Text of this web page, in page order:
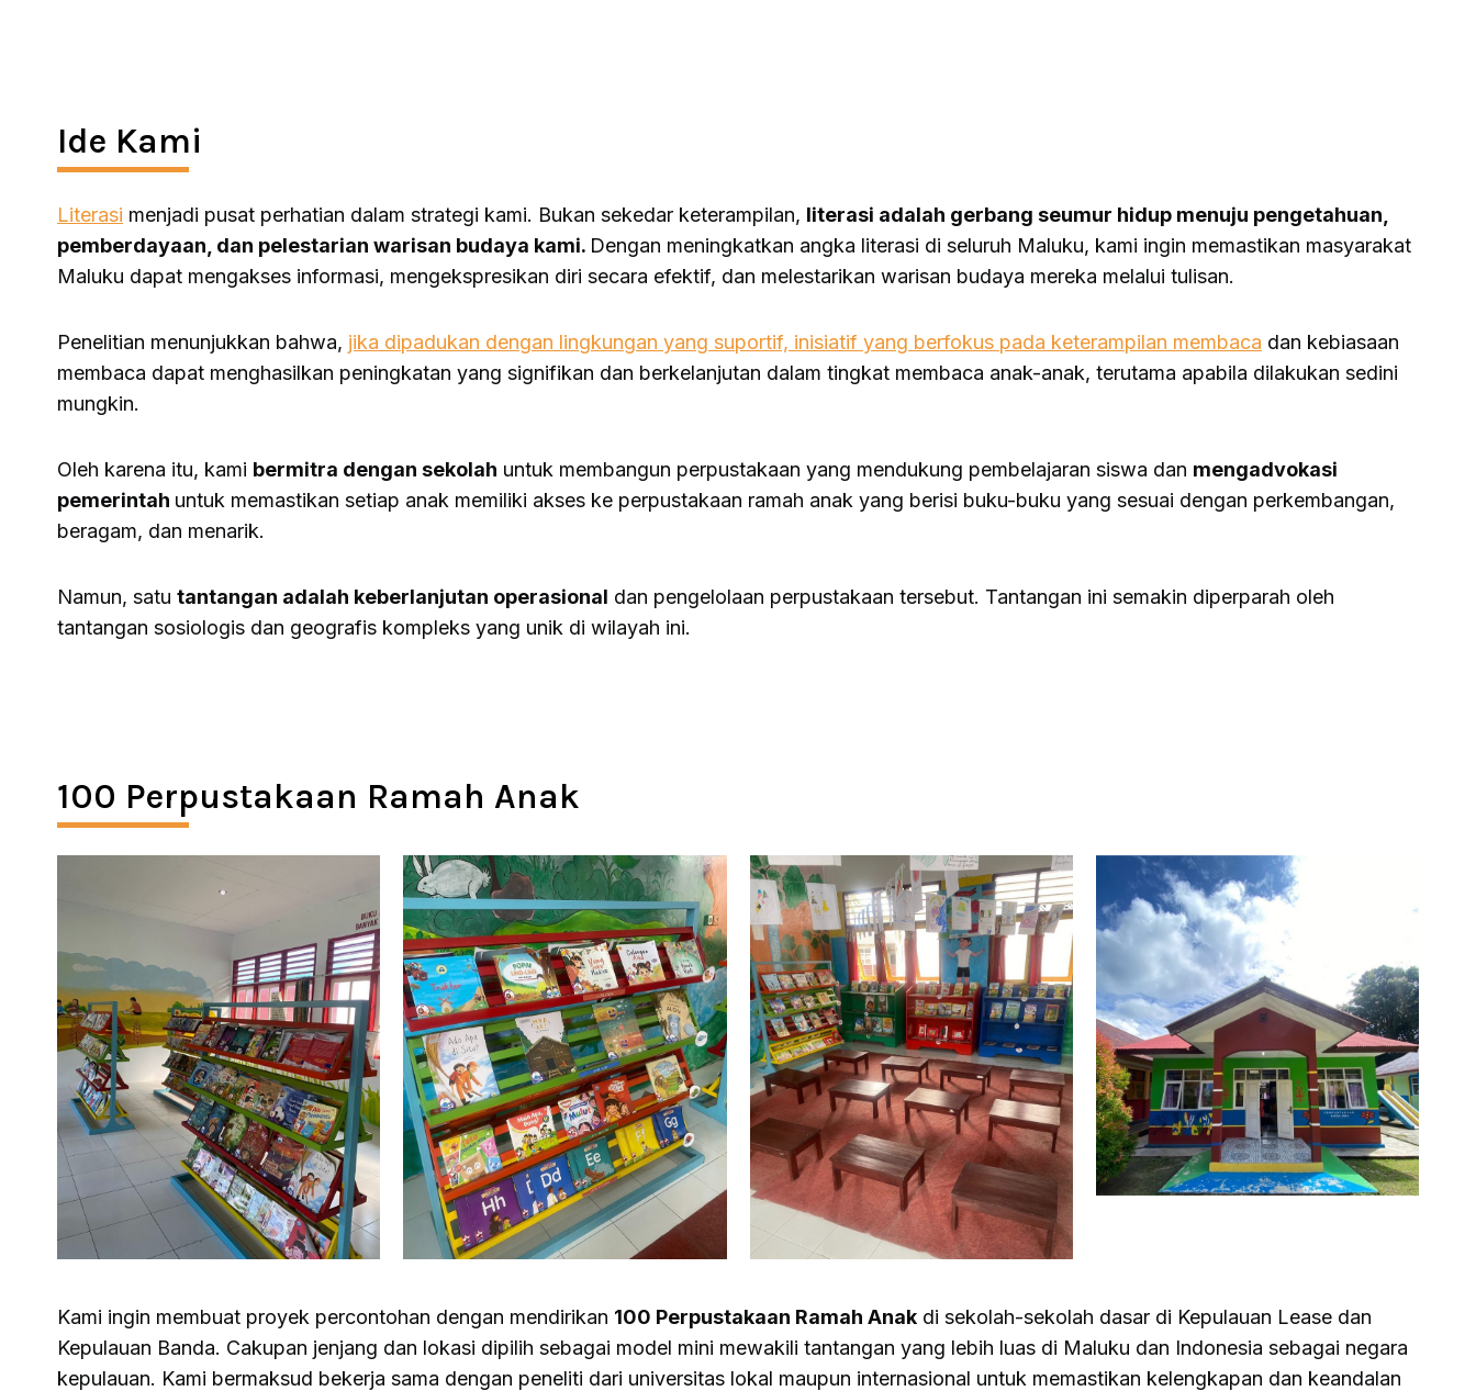
Ide Kami
Literasi menjadi pusat perhatian dalam strategi kami. Bukan sekedar keterampilan, literasi adalah gerbang seumur hidup menuju pengetahuan,
pemberdayaan, dan pelestarian warisan budaya kami. Dengan meningkatkan angka literasi di seluruh Maluku, kami ingin memastikan masyarakat
Maluku dapat mengakses informasi, mengekspresikan diri secara efektif, dan melestarikan warisan budaya mereka melalui tulisan.
Penelitian menunjukkan bahwa, jika dipadukan dengan lingkungan yang suportif, inisiatif yang berfokus pada keterampilan membaca dan kebiasaan
membaca dapat menghasilkan peningkatan yang signifikan dan berkelanjutan dalam tingkat membaca anak-anak, terutama apabila dilakukan sedini
mungkin.
Oleh karena itu, kami bermitra dengan sekolah untuk membangun perpustakaan yang mendukung pembelajaran siswa dan mengadvokasi
pemerintah untuk memastikan setiap anak memiliki akses ke perpustakaan ramah anak yang berisi buku-buku yang sesuai dengan perkembangan,
beragam, dan menarik.
Namun, satu tantangan adalah keberlanjutan operasional dan pengelolaan perpustakaan tersebut. Tantangan ini semakin diperparah oleh
tantangan sosiologis dan geografis kompleks yang unik di wilayah ini.
100 Perpustakaan Ramah Anak
Kami ingin membuat proyek percontohan dengan mendirikan 100 Perpustakaan Ramah Anak di sekolah-sekolah dasar di Kepulauan Lease dan
Kepulauan Banda. Cakupan jenjang dan lokasi dipilih sebagai model mini mewakili tantangan yang lebih luas di Maluku dan Indonesia sebagai negara
kepulauan. Kami bermaksud bekerja sama dengan peneliti dari universitas lokal maupun internasional untuk memastikan kelengkapan dan keandalan